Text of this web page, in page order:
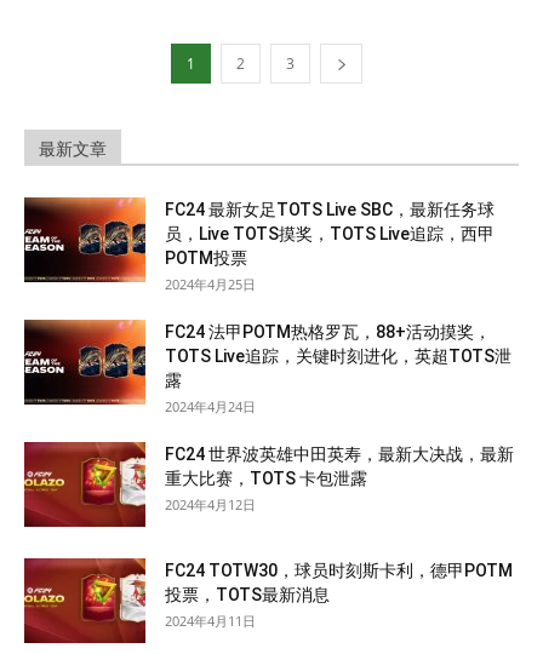
1 2 3
最新文章
FC24 最新女足TOTS Live SBC，最新任务球
员，Live TOTS摸奖，TOTS Live追踪，西甲
POTM投票
2024年4月25日
FC24 法甲POTM热格罗瓦，88+活动摸奖，
TOTS Live追踪，关键时刻进化，英超TOTS泄
露
2024年4月24日
FC24 世界波英雄中田英寿，最新大决战，最新
重大比赛，TOTS 卡包泄露
2024年4月12日
FC24 TOTW30，球员时刻斯卡利，德甲POTM
投票，TOTS最新消息
2024年4月11日